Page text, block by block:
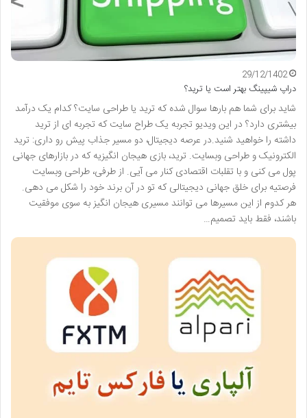
29/12/1402
دراپ شیپینگ بهتر است یا ترید؟
شاید برای شما هم بارها سوال شده که ترید یا طراحی سایت؟ کدام یک درآمد
بیشتری دارد؟ در این ویدیو تجربه یک طراح سایت که تجربه ای از ترید
داشته را خواهید شنید.در عرصه دیجیتال، دو مسیر جذاب پیش رو داری: ترید
الکترونیک و طراحی وبسایت. ترید، بازی هیجان انگیزیه که در بازارهای جهانی
پول می کنی و با تقلبات اقتصادی کنار می آیی. از طرفی، طراحی وبسایت
فرصتیه برای خلق جهانی دیجیتالی که تو در آن برند خود را شکل می دهی.
هر کدوم از این مسیرها می توانند مسیری هیجان انگیز به سوی موفقیت
باشند، فقط باید تصمیم…